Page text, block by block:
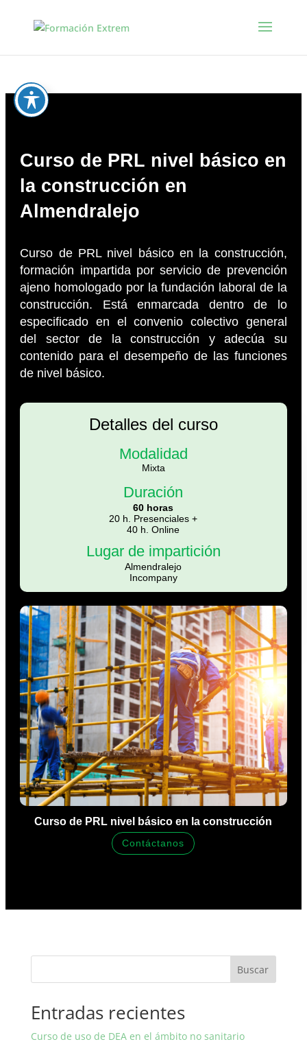
Curso de PRL nivel básico en
la construcción en
Almendralejo
Curso de PRL nivel básico en la construcción,
formación impartida por servicio de prevención
ajeno homologado por la fundación laboral de la
construcción. Está enmarcada dentro de lo
especificado en el convenio colectivo general
del sector de la construcción y adecúa su
contenido para el desempeño de las funciones
de nivel básico.
Detalles del curso
Modalidad
Mixta
Duración
60 horas
20 h. Presenciales +
40 h. Online
Lugar de impartición
Almendralejo
Incompany
Curso de PRL nivel básico en la construcción
Contáctanos
Buscar
Entradas recientes
Curso de uso de DEA en el ámbito no sanitario